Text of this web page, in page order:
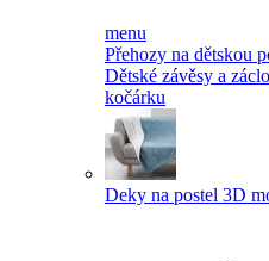
menu
Přehozy na dětskou
Dětské závěsy a
kočárku
Deky na postel 3D